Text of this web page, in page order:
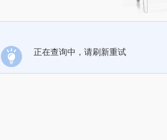
正在查询中，请刷新重试